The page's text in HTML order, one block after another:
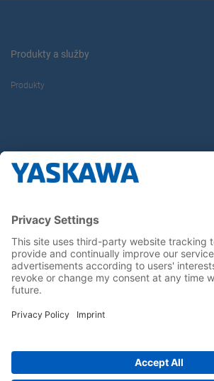
Produkty a služby
Produkty
O nás
Kontakt
Buďte s nami v obraze